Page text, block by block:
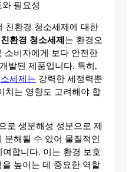
필요성
친환경 청소세제에 대한
친환경 청소세제 는 환경오
소비자에게 보다 안전한
발된 제품입니다. 특히,
세제는 강력한 세정력뿐
치는 영향도 고려해야 합
로 생분해성 성분으로 제
분해될 수 있어 물질적인
합니다. 이는 환경 보호
높이는 데 중요한 역할